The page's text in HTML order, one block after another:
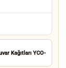
Kağıtları YCO-